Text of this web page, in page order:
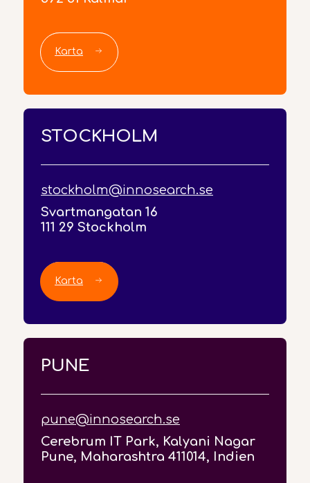
Karta
STOCKHOLM
stockholm@innosearch.se
Svartmangatan 16
111 29 Stockholm
Karta
PUNE
pune@innosearch.se
Cerebrum IT Park, Kalyani Nagar
Pune, Maharashtra 411014, Indien